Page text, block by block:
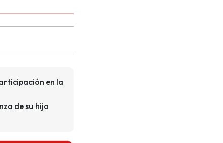
en la
de su hijo